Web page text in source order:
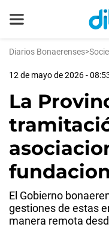
Diarios Bonaerenses>
12 de mayo de 2026 -
La
El Gobierno
gestiones de estas
manera remota